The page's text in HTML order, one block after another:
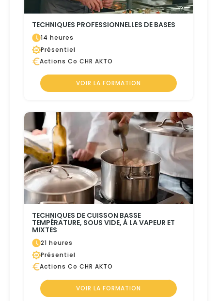
TECHNIQUES PROFESSIONNELLES DE BASES
14 heures
Présentiel
Actions Co CHR AKTO
VOIR LA FORMATION
TECHNIQUES DE CUISSON BASSE
TEMPÉRATURE, SOUS VIDE, À LA VAPEUR ET
MIXTES
21 heures
Présentiel
Actions Co CHR AKTO
VOIR LA FORMATION